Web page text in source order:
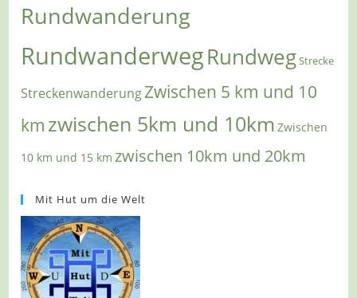
Rundwanderung
RundwanderwegRundwegStrecke
StreckenwanderungZwischen 5 km und 10
km zwischen 5km und 10km Zwischen
10 km und 15 km zwischen 10km und 20km
Mit Hut um die Welt